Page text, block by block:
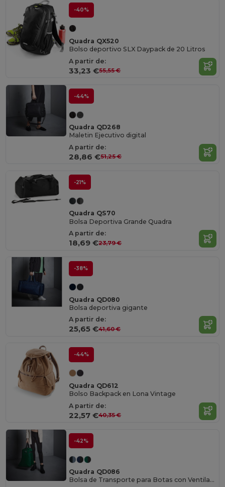
-40%
Quadra QX520
Bolso deportivo SLX Daypack de 20 Litros
A partir de:
33,23 €55,55 €
-44%
Quadra QD268
Maletin Ejecutivo digital
A partir de:
28,86 €51,25 €
-21%
Quadra QS70
Bolsa Deportiva Grande Quadra
A partir de:
18,69 €23,79 €
-38%
Quadra QD080
Bolsa deportiva gigante
A partir de:
25,65 €41,60 €
-44%
Quadra QD612
Bolso Backpack en Lona Vintage
A partir de:
22,57 €40,35 €
-42%
Quadra QD086
Bolsa de Transporte para Botas con Ventilación